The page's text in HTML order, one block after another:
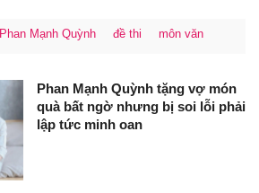
Phan Mạnh Quỳnh đề thi môn văn
Phan Mạnh Quỳnh tặng vợ món
quà bất ngờ nhưng bị soi lỗi phải
lập tức minh oan